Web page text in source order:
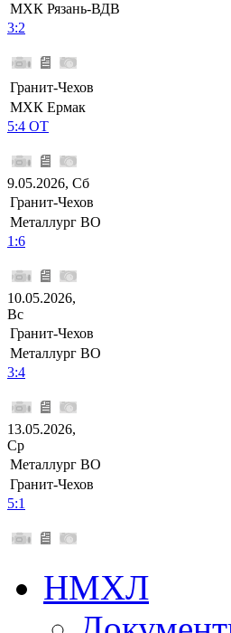
МХК Рязань-ВДВ
3:2
Гранит-Чехов
МХК Ермак
5:4 ОТ
9.05.2026, Сб
Гранит-Чехов
Металлург ВО
1:6
10.05.2026,
Вс
Гранит-Чехов
Металлург ВО
3:4
13.05.2026,
Ср
Металлург ВО
Гранит-Чехов
5:1
НМХЛ